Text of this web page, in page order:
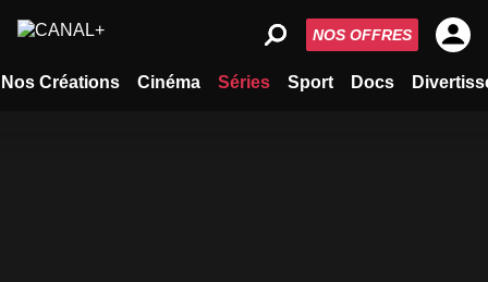
Nos Créations Cinéma Séries Sport Docs
NOS OFFRES